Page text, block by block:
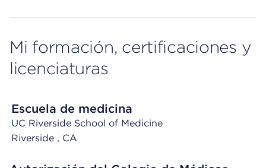
Mi formación, certificaciones y
licenciaturas
Escuela de medicina
UC Riverside School of Medicine
Riverside , CA